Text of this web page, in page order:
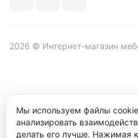
2026 © Интернет-магазин
конфиденциальности
Продвижение сайта студия
Мы используем файлы
анализировать
делать его лучше. Нажимая